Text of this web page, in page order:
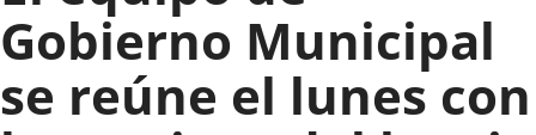
Gobierno Municipal
se reúne el lunes con